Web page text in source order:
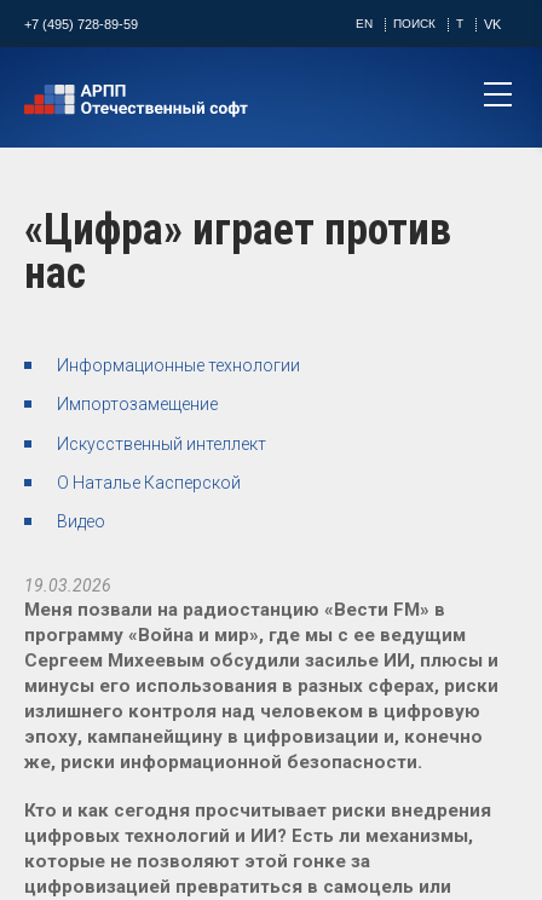
+7 (495) 728-89-59 EN ПОИСК T VK
«Цифра» играет против
нас
Информационные технологии
Импортозамещение
Искусственный интеллект
О Наталье Касперской
Видео
19.03.2026
Меня позвали на радиостанцию «Вести FM» в
программу «Война и мир», где мы с ее ведущим
Сергеем Михеевым обсудили засилье ИИ, плюсы и
минусы его использования в разных сферах, риски
излишнего контроля над человеком в цифровую
эпоху, кампанейщину в цифровизации и, конечно
же, риски информационной безопасности.
Кто и как сегодня просчитывает риски внедрения
цифровых технологий и ИИ? Есть ли механизмы,
которые не позволяют этой гонке за
цифровизацией превратиться в самоцель или